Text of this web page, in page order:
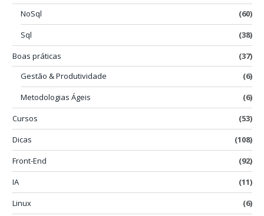
NoSql
(60)
Sql
(38)
Boas práticas
(37)
Gestão & Produtividade
(6)
Metodologias Ágeis
(6)
Cursos
(53)
Dicas
(108)
Front-End
(92)
IA
(11)
Linux
(6)